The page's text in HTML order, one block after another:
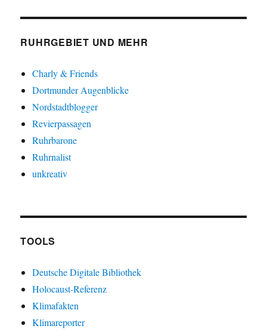
RUHRGEBIET UND MEHR
Charly & Friends
Dortmunder Augenblicke
Nordstadtblogger
Revierpassagen
Ruhrbarone
Ruhrnalist
unkreativ
TOOLS
Deutsche Digitale Bibliothek
Holocaust-Referenz
Klimafakten
Klimareporter